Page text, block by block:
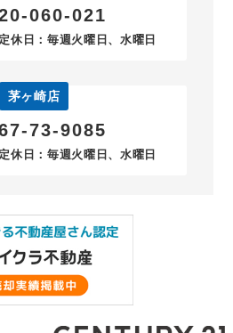
060-021
休日：毎週火曜日、水曜日
茅ヶ崎店
73-9085
休日：毎週火曜日、水曜日